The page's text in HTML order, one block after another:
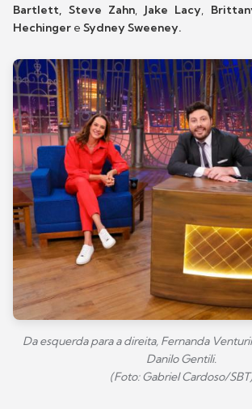
Bartlett, Steve Zahn, Jake Lacy,
Hechinger e Sydney Sweeney.
Da esquerda para a direita, Fernanda
Danilo Gentili.
(Foto: Gabriel Cardoso/SBT)